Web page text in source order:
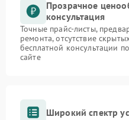
Прозрачное
консультация
Точные прайс-листы,
ремонта, отсутствие
бесплатной консультации
сайте
Широкий спектр